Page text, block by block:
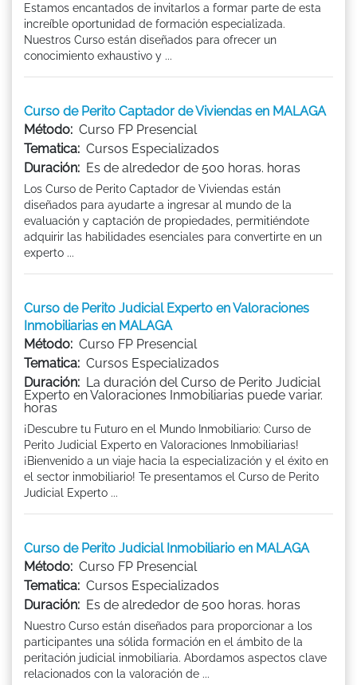
Estamos encantados de invitarlos a formar parte de esta
increíble oportunidad de formación especializada.
Nuestros Curso están diseñados para ofrecer un
conocimiento exhaustivo y ...
Curso de Perito Captador de Viviendas en MALAGA
Método: Curso FP Presencial
Tematica: Cursos Especializados
Duración: Es de alrededor de 500 horas. horas
Los Curso de Perito Captador de Viviendas están
diseñados para ayudarte a ingresar al mundo de la
evaluación y captación de propiedades, permitiéndote
adquirir las habilidades esenciales para convertirte en un
experto ...
Curso de Perito Judicial Experto en Valoraciones
Inmobiliarias en MALAGA
Método: Curso FP Presencial
Tematica: Cursos Especializados
Duración: La duración del Curso de Perito Judicial
Experto en Valoraciones Inmobiliarias puede variar.
horas
¡Descubre tu Futuro en el Mundo Inmobiliario: Curso de
Perito Judicial Experto en Valoraciones Inmobiliarias!
¡Bienvenido a un viaje hacia la especialización y el éxito en
el sector inmobiliario! Te presentamos el Curso de Perito
Judicial Experto ...
Curso de Perito Judicial Inmobiliario en MALAGA
Método: Curso FP Presencial
Tematica: Cursos Especializados
Duración: Es de alrededor de 500 horas. horas
Nuestro Curso están diseñados para proporcionar a los
participantes una sólida formación en el ámbito de la
peritación judicial inmobiliaria. Abordamos aspectos clave
relacionados con la valoración de ...